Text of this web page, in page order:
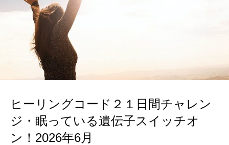
ヒーリングコード２１日間チャレン
ジ・眠っている遺伝子スイッチオ
ン！2026年6月